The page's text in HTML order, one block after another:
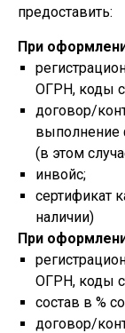
предоставить:
При
ОГРН, коды
договор/
выполнение
(в этом
инвойс;
сертификат
наличии)
При
ОГРН, коды
состав в %
договор/